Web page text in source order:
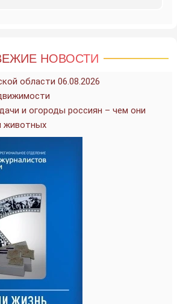
НОВОСТИ
области 06.08.2026
и огороды россиян – чем они
животных